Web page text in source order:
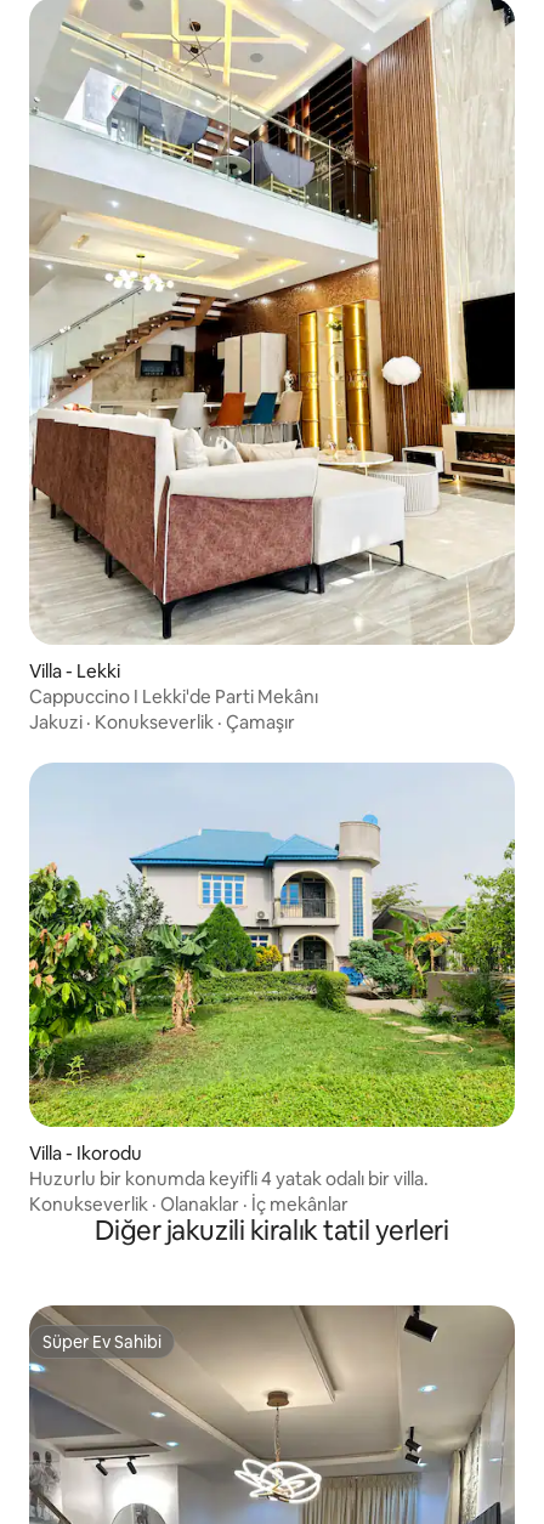
Villa - Lekki
Cappuccino I Lekki'de Parti Mekânı
Jakuzi · Konukseverlik · Çamaşır
Villa - Ikorodu
Huzurlu bir konumda keyifli 4 yatak odalı bir villa.
Konukseverlik · Olanaklar · İç mekânlar
Diğer jakuzili kiralık tatil yerleri
Süper Ev Sahibi
Süper Ev Sahibi